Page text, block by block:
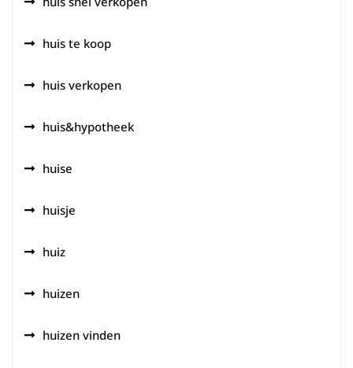
huis te koop
huis verkopen
huis&hypotheek
huise
huisje
huiz
huizen
huizen vinden